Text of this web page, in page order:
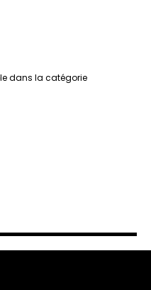
dans la catégorie